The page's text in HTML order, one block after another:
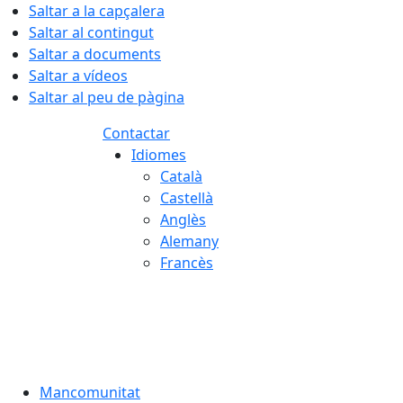
Saltar a la capçalera
Saltar al contingut
Saltar a documents
Saltar a vídeos
Saltar al peu de pàgina
Contactar
Idiomes
Català
Castellà
Anglès
Alemany
Francès
Mancomunitat